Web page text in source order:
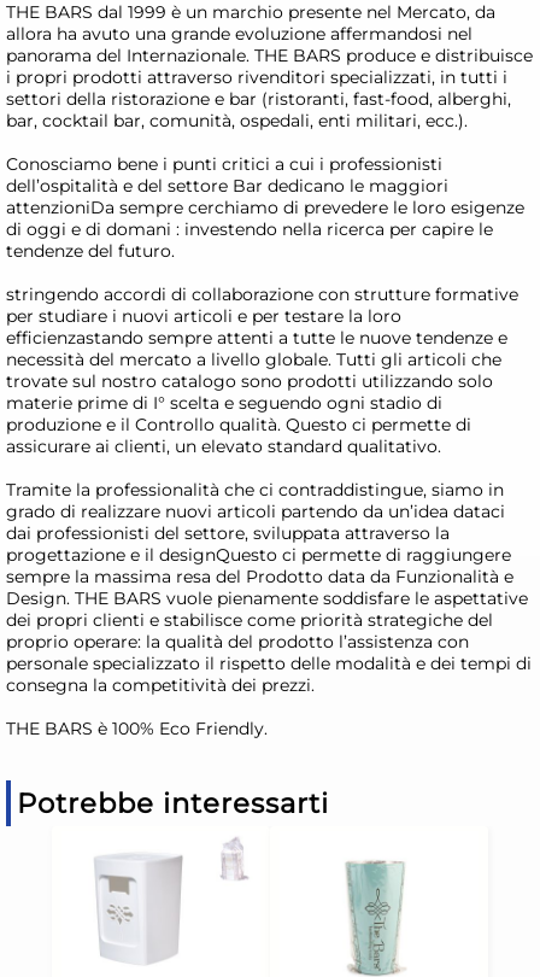
THE BARS dal 1999 è un marchio presente nel Mercato, da
allora ha avuto una grande evoluzione affermandosi nel
panorama del Internazionale. THE BARS produce e distribuisce
i propri prodotti attraverso rivenditori specializzati, in tutti i
settori della ristorazione e bar (ristoranti, fast-food, alberghi,
bar, cocktail bar, comunità, ospedali, enti militari, ecc.).
Conosciamo bene i punti critici a cui i professionisti
dell’ospitalità e del settore Bar dedicano le maggiori
attenzioniDa sempre cerchiamo di prevedere le loro esigenze
di oggi e di domani : investendo nella ricerca per capire le
tendenze del futuro.
stringendo accordi di collaborazione con strutture formative
per studiare i nuovi articoli e per testare la loro
efficienzastando sempre attenti a tutte le nuove tendenze e
necessità del mercato a livello globale. Tutti gli articoli che
trovate sul nostro catalogo sono prodotti utilizzando solo
materie prime di I° scelta e seguendo ogni stadio di
produzione e il Controllo qualità. Questo ci permette di
assicurare ai clienti, un elevato standard qualitativo.
Tramite la professionalità che ci contraddistingue, siamo in
grado di realizzare nuovi articoli partendo da un’idea dataci
dai professionisti del settore, sviluppata attraverso la
progettazione e il designQuesto ci permette di raggiungere
sempre la massima resa del Prodotto data da Funzionalità e
Design. THE BARS vuole pienamente soddisfare le aspettative
dei propri clienti e stabilisce come priorità strategiche del
proprio operare: la qualità del prodotto l’assistenza con
personale specializzato il rispetto delle modalità e dei tempi di
consegna la competitività dei prezzi.
THE BARS è 100% Eco Friendly.
Potrebbe interessarti